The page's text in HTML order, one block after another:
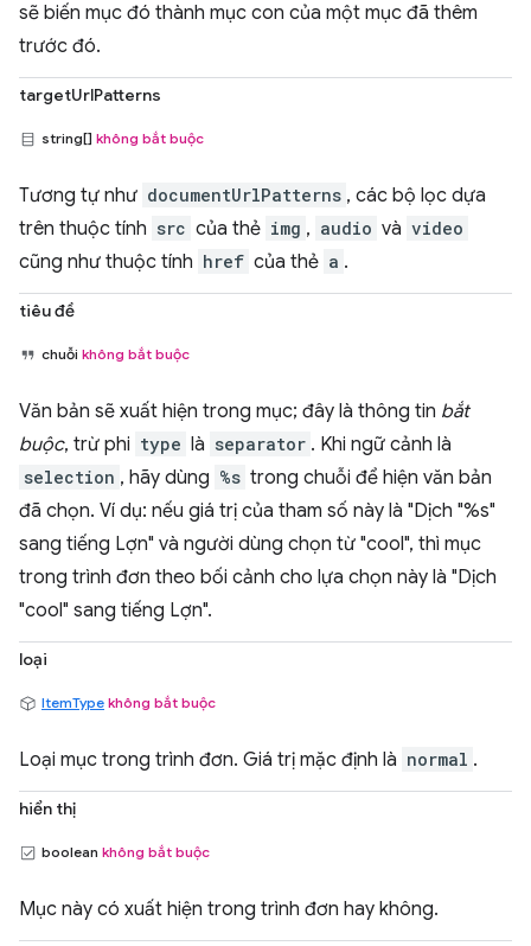
sẽ biến mục đó thành mục con của một mục đã thêm
trước đó.
targetUrlPatterns
string[] không bắt buộc
Tương tự như documentUrlPatterns , các bộ lọc dựa
trên thuộc tính src của thẻ img , audio và video
cũng như thuộc tính href của thẻ a .
tiêu đề
chuỗi không bắt buộc
Văn bản sẽ xuất hiện trong mục; đây là thông tin bắt
buộc, trừ phi type là separator . Khi ngữ cảnh là
selection , hãy dùng %s trong chuỗi để hiện văn bản
đã chọn. Ví dụ: nếu giá trị của tham số này là "Dịch "%s"
sang tiếng Lợn" và người dùng chọn từ "cool", thì mục
trong trình đơn theo bối cảnh cho lựa chọn này là "Dịch
"cool" sang tiếng Lợn".
loại
ItemType không bắt buộc
Loại mục trong trình đơn. Giá trị mặc định là normal .
hiển thị
boolean không bắt buộc
Mục này có xuất hiện trong trình đơn hay không.